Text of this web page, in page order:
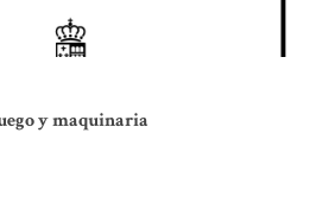
y maquinaria